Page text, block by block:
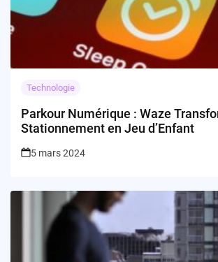
Technologie
Parkour Numérique : Waze
Stationnement en Jeu d’Enfant
5 mars 2024